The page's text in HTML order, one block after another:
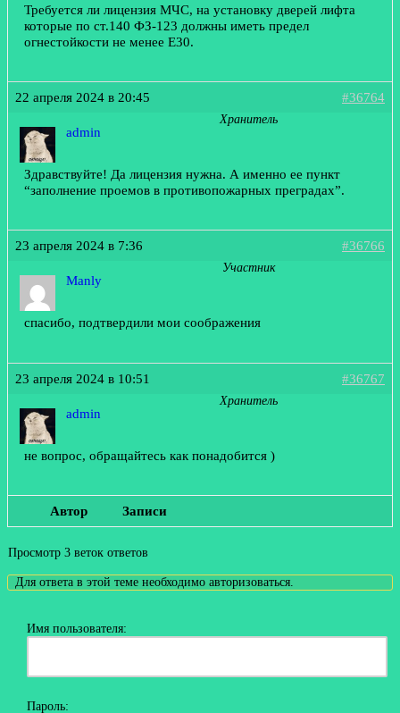
Требуется ли лицензия МЧС, на установку дверей лифта
которые по ст.140 ФЗ-123 должны иметь предел
огнестойкости не менее E30.
22 апреля 2024 в 20:45 #36764
admin
Хранитель
Здравствуйте! Да лицензия нужна. А именно ее пункт
“заполнение проемов в противопожарных преградах”.
23 апреля 2024 в 7:36 #36766
Manly
Участник
спасибо, подтвердили мои соображения
23 апреля 2024 в 10:51 #36767
admin
Хранитель
не вопрос, обращайтесь как понадобится )
Автор Записи
Просмотр 3 веток ответов
Для ответа в этой теме необходимо авторизоваться.
Имя пользователя:
Пароль: